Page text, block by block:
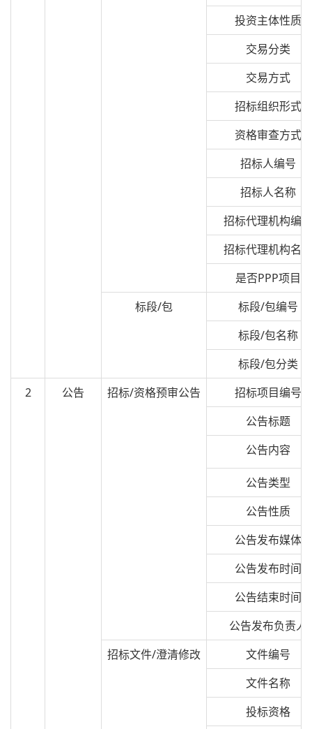
投资主体性质
交易分类
交易方式
招标组织形式
资格审查方式
招标人编号
招标人名称
招标代理机构编号
招标代理机构名称
是否PPP项目
标段/包
标段/包编号
标段/包名称
标段/包分类
2
公告 招标/资格预审公告
招标项目编号
公告标题
公告内容
公告类型
公告性质
公告发布媒体
公告发布时间
公告结束时间
公告发布负责人
招标文件/澄清修改
文件编号
文件名称
投标资格